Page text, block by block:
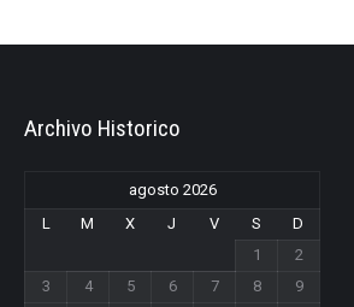
Archivo Historico
agosto 2026
L
M X J V S
D
1
2
3
4 5 6 7 8
9